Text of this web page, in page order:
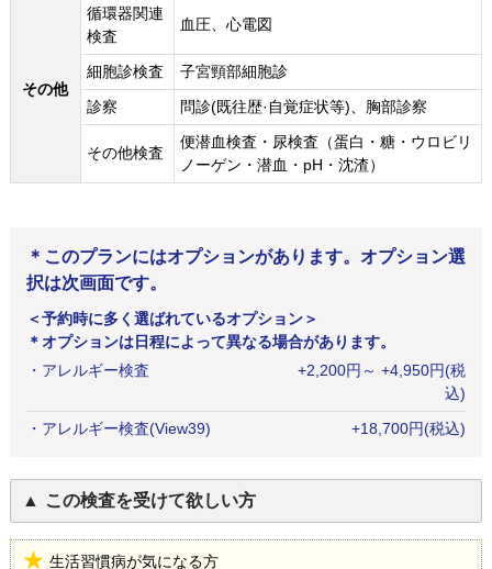
その他
循環器関連
検査
血圧、心電図
細胞診検査
子宮頸部細胞診
診察
問診(既往歴·自覚症状等)、胸部診察
その他検査
便潜血検査・尿検査（蛋白・糖・ウロビリ
ノーゲン・潜血・pH・沈渣）
＊このプランにはオプションがあります。オプション選
択は次画面です。
＜予約時に多く選ばれているオプション＞
＊オプションは日程によって異なる場合があります。
・ アレルギー検査 +2,200円 ～ +4,950円(税
込)
・ アレルギー検査(View39) +18,700円(税込)
この検査を受けて欲しい方
生活習慣病が気になる方